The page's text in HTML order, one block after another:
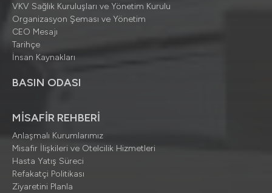
VKV Sağlık Kuruluşları ve Yönetim Kurulu
Organizasyon Şeması ve Yönetim
CEO Mesajı
Tarihçe
İnsan Kaynakları
BASIN ODASI
MİSAFİR REHBERİ
Anlaşmalı Kurumlarımız
Misafir İlişkileri ve Otelcilik Hizmetleri
Hasta Yatış Süreci
Refakatçi Politikası
Ziyaretini Planla